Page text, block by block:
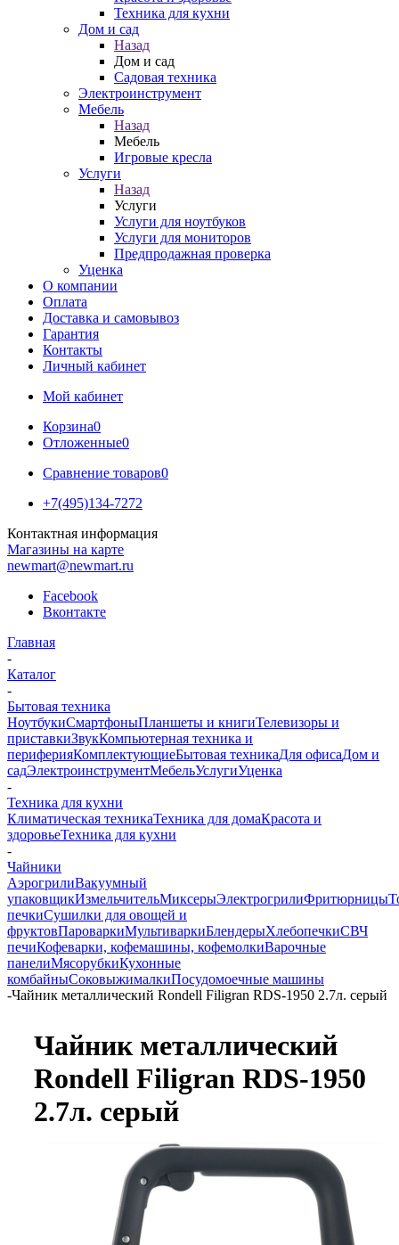
Техника для кухни
Дом и сад
Назад
Дом и сад
Садовая техника
Электроинструмент
Мебель
Назад
Мебель
Игровые кресла
Услуги
Назад
Услуги
Услуги для ноутбуков
Услуги для мониторов
Предпродажная проверка
Уценка
О компании
Оплата
Доставка и самовывоз
Гарантия
Контакты
Личный кабинет
Мой кабинет
Корзина0
Отложенные0
Сравнение товаров0
+7(495)134-7272
Контактная информация
Магазины на карте
newmart@newmart.ru
Facebook
Вконтакте
Главная
-
Каталог
-
Бытовая техника
НоутбукиСмартфоныПланшеты и книгиТелевизоры и
приставкиЗвукКомпьютерная техника и
периферияКомплектующиеБытовая техникаДля офисаДом и
садЭлектроинструментМебельУслугиУценка
-
Техника для кухни
Климатическая техникаТехника для домаКрасота и
здоровьеТехника для кухни
-
Чайники
АэрогрилиВакуумный
упаковщикИзмельчительМиксерыЭлектрогрилиФритюрницы
печкиСушилки для овощей и
фруктовПароваркиМультиваркиБлендерыХлебопечкиСВЧ
печиКофеварки, кофемашины, кофемолкиВарочные
панелиМясорубкиКухонные
комбайныСоковыжималкиПосудомоечные машины
-Чайник металлический Rondell Filigran RDS-1950 2.7л. серый
Чайник металлический
Rondell Filigran RDS-1950
2.7л. серый